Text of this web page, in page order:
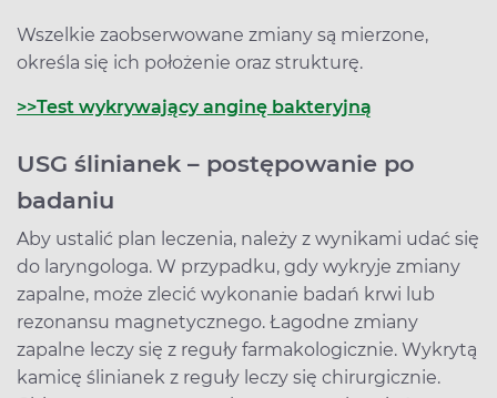
Wszelkie zaobserwowane zmiany są mierzone,
określa się ich położenie oraz strukturę.
>>Test wykrywający anginę bakteryjną
USG ślinianek – postępowanie po
badaniu
Aby ustalić plan leczenia, należy z wynikami udać się
do laryngologa. W przypadku, gdy wykryje zmiany
zapalne, może zlecić wykonanie badań krwi lub
rezonansu magnetycznego. Łagodne zmiany
zapalne leczy się z reguły farmakologicznie. Wykrytą
kamicę ślinianek z reguły leczy się chirurgicznie.